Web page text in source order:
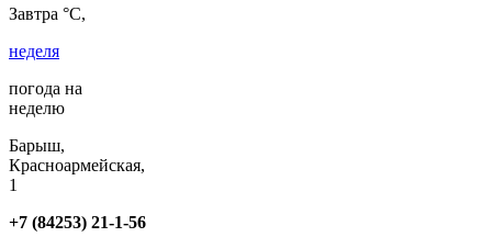
Завтра °C,
неделя
погода на
неделю
Барыш,
Красноармейская,
1
+7 (84253) 21-1-56